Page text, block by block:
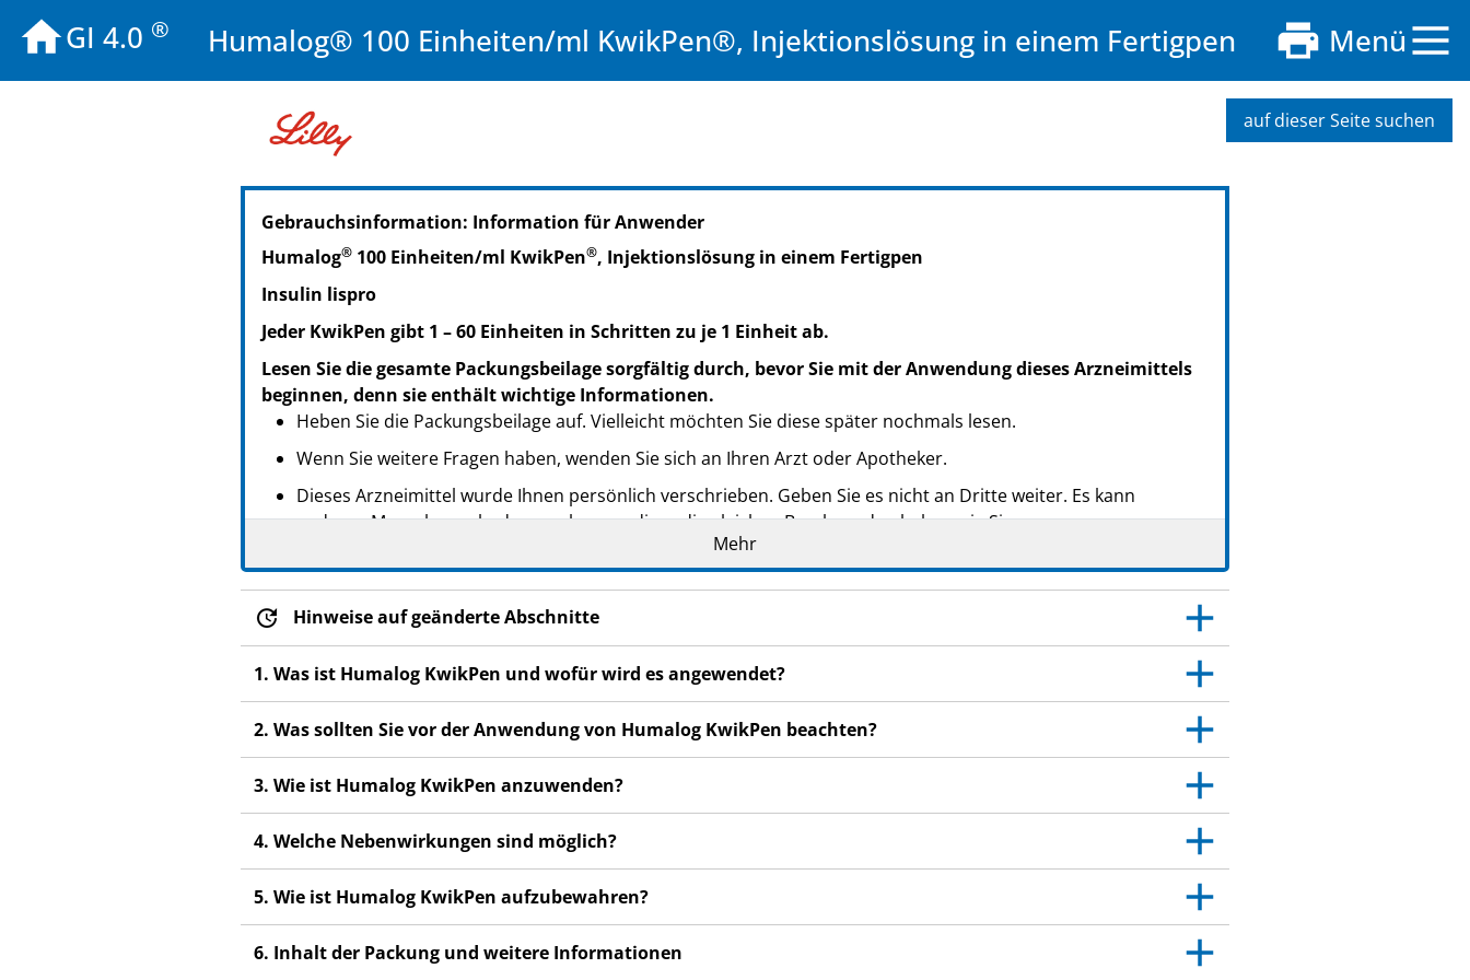
GI 4.0 ® Humalog® 100 Einheiten/ml KwikPen®, Injektionslösung in einem Fertigpen Menü
auf dieser Seite suchen
PZN: 06087031
PPN: 110608703110
NTIN: 04150060870313
PPN: 110608704800
NTIN: 04150060870481
PZN: 06087054
PPN: 110608705463
NTIN: 04150060870542
Gebrauchsinformation: Information für Anwender
Humalog® 100 Einheiten/ml KwikPen®, Injektionslösung in einem Fertigpen
Insulin lispro
Jeder KwikPen gibt 1 – 60 Einheiten in Schritten zu je 1 Einheit ab.
Lesen Sie die gesamte Packungsbeilage sorgfältig durch, bevor Sie mit der Anwendung dieses Arzneimittels
beginnen, denn sie enthält wichtige Informationen.
Heben Sie die Packungsbeilage auf. Vielleicht möchten Sie diese später nochmals lesen.
Wenn Sie weitere Fragen haben, wenden Sie sich an Ihren Arzt oder Apotheker.
Dieses Arzneimittel wurde Ihnen persönlich verschrieben. Geben Sie es nicht an Dritte weiter. Es kann
anderen Menschen schaden, auch wenn diese die gleichen Beschwerden haben wie Sie.
Fachpersonal. Dies gilt auch für Nebenwirkungen, die nicht in dieser Packungsbeilage angegeben sind. Siehe
Abschnitt 4.
Mehr
Hinweise auf geänderte Abschnitte
1. Was ist Humalog KwikPen und wofür wird es angewendet?
2. Was sollten Sie vor der Anwendung von Humalog KwikPen beachten?
3. Wie ist Humalog KwikPen anzuwenden?
4. Welche Nebenwirkungen sind möglich?
5. Wie ist Humalog KwikPen aufzubewahren?
6. Inhalt der Packung und weitere Informationen